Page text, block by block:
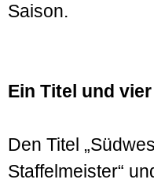
Saison.
Ein Titel und
Den Titel
Staffelmeister“